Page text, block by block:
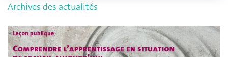
Archives des actualités